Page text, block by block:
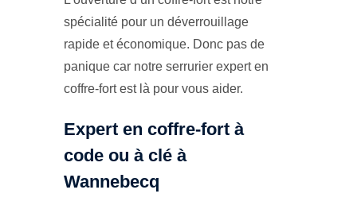
spécialité pour un déverrouillage
rapide et économique. Donc pas de
panique car notre serrurier expert en
coffre-fort est là pour vous aider.
Expert en coffre-fort à
code ou à clé à
Wannebecq